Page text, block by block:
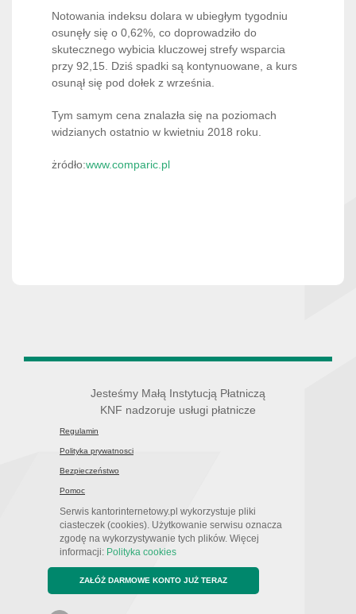
Notowania indeksu dolara w ubiegłym tygodniu
osunęły się o 0,62%, co doprowadziło do
skutecznego wybicia kluczowej strefy wsparcia
przy 92,15. Dziś spadki są kontynuowane, a kurs
osunął się pod dołek z września.
Tym samym cena znalazła się na poziomach
widzianych ostatnio w kwietniu 2018 roku.
żródło:www.comparic.pl
Jesteśmy Małą Instytucją Płatniczą
KNF nadzoruje usługi płatnicze
Regulamin
Polityka prywatnosci
Bezpieczeństwo
Pomoc
Serwis kantorinternetowy.pl wykorzystuje pliki
ciasteczek (cookies). Użytkowanie serwisu oznacza
zgodę na wykorzystywanie tych plików. Więcej
informacji: Polityka cookies
ZAŁÓŻ DARMOWE KONTO JUŻ TERAZ